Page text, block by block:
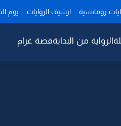
رومانسية ارشيف الروايات يوم
الرواية من البدايةقصة غرام